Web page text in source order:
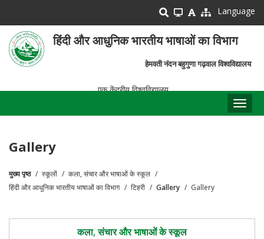
main
content
Language
हिंदी और आधुनिक भारतीय भाषाओं का विभाग
हेमवती नंदन बहुगुणा गढ़वाल विश्वविद्यालय
एक केंद्रीय विश्वविद्यालय
Gallery
पग
मुख्य पृष्ठ स्कूलों
कला, संचार और भाषाओं के स्कूल
हिंदी और आधुनिक भारतीय भाषाओं का विभाग
टिहरी Gallery Gallery
कला, संचार और भाषाओं के स्कूल